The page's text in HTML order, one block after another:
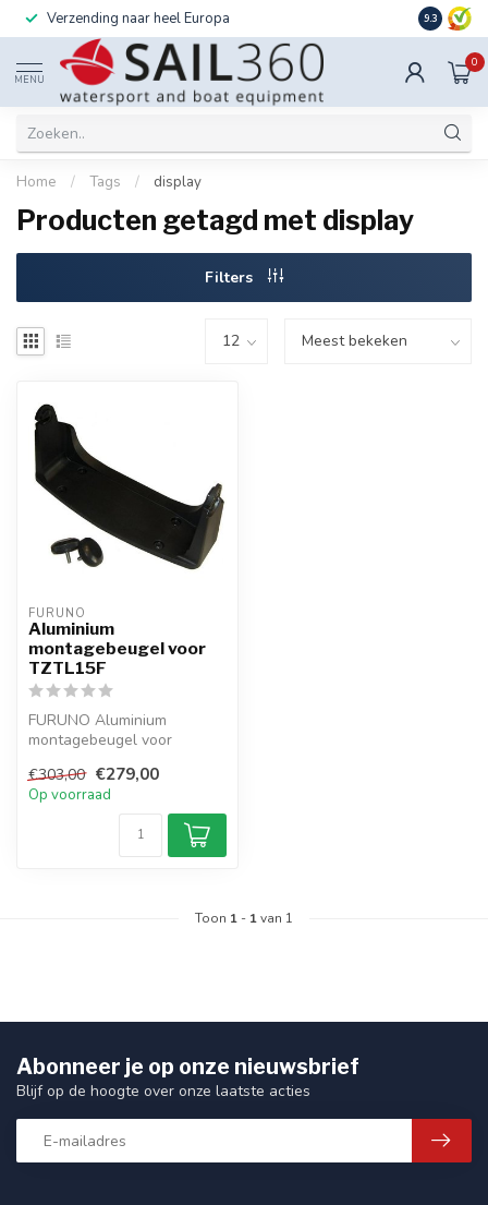
Verzending naar heel Europa Ook
9.3
MENU
0
Home / Tags / display
Producten getagd met display
Filters
FURUNO
Aluminium
montagebeugel voor
TZTL15F
FURUNO Aluminium
montagebeugel voor
€303,00 €279,00
Op voorraad
Toon 1 - 1van 1
Abonneer je op onze nieuwsbrief
Blijf op de hoogte over onze laatste acties